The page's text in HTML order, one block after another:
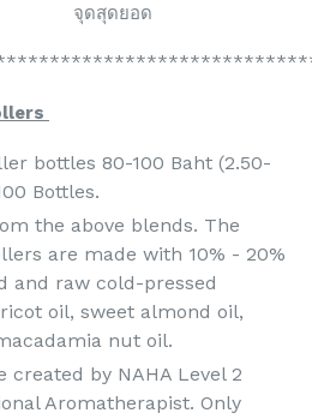
ดสุดยอด
bottles 80-100 Baht (2.50-
Bottles.
the above blends. The
are made with 10% - 20%
and raw cold-pressed
oil, sweet almond oil,
nut oil.
created by NAHA Level 2
Aromatherapist. Only